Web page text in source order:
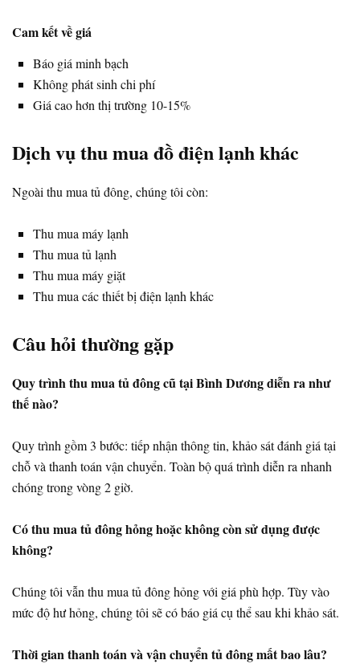
Cam kết về giá
Báo giá minh bạch
Không phát sinh chi phí
Giá cao hơn thị trường 10-15%
Dịch vụ thu mua đồ điện lạnh khác
Ngoài thu mua tủ đông, chúng tôi còn:
Thu mua máy lạnh
Thu mua tủ lạnh
Thu mua máy giặt
Thu mua các thiết bị điện lạnh khác
Câu hỏi thường gặp
Quy trình thu mua tủ đông cũ tại Bình Dương diễn ra như
thế nào?
Quy trình gồm 3 bước: tiếp nhận thông tin, khảo sát đánh giá tại
chỗ và thanh toán vận chuyển. Toàn bộ quá trình diễn ra nhanh
chóng trong vòng 2 giờ.
Có thu mua tủ đông hỏng hoặc không còn sử dụng được
không?
Chúng tôi vẫn thu mua tủ đông hỏng với giá phù hợp. Tùy vào
mức độ hư hỏng, chúng tôi sẽ có báo giá cụ thể sau khi khảo sát.
Thời gian thanh toán và vận chuyển tủ đông mất bao lâu?